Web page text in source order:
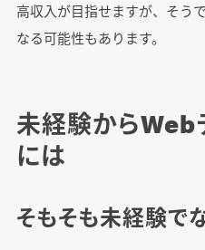
高収入が目指せますが、そう
なる可能性もあります。
未経験からWeb
には
そもそも未経験で